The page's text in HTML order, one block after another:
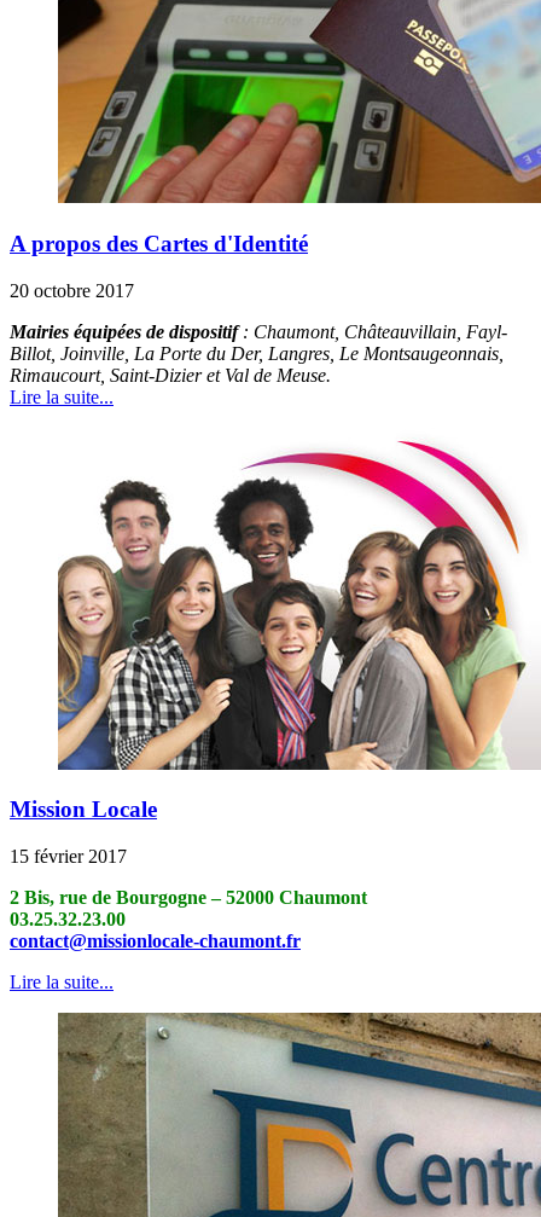
A propos des Cartes d'Identité
20 octobre 2017
Mairies équipées de dispositif: Chaumont, Châteauvillain, Fayl-
Billot, Joinville, La Porte du Der, Langres, Le Montsaugeonnais,
Rimaucourt, Saint-Dizier et Val de Meuse.
Lire la suite...
Mission Locale
15 février 2017
2 Bis, rue de Bourgogne – 52000 Chaumont
03.25.32.23.00
contact@missionlocale-chaumont.fr
Lire la suite...